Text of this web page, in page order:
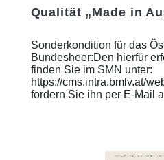
Qualität „Made in
Sonderkondition für das
Bundesheer:Den hierfür
finden Sie im SMN unter:
https://cms.intra.bmlv.at/
fordern Sie ihn per E-Mail